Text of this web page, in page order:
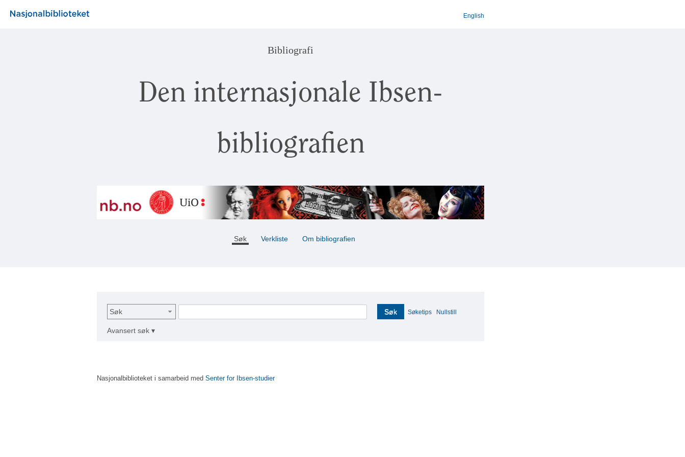
English
Bibliografi
Den internasjonale Ibsen-
bibliografien
Søk Verkliste Om bibliografien
Søk Søk Søketips Nullstill
Avansert søk ▾
Nasjonalbiblioteket i samarbeid med Senter for Ibsen-studier